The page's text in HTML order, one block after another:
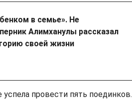
в семье». Не
Алимханулы рассказал
своей жизни
провести пять поединков.